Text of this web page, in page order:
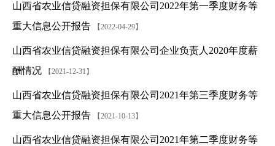
山西省农业信贷融资担保有限公司2022年第一季度财务等
重大信息公开报告
【2022-04-29】
山西省农业信贷融资担保有限公司企业负责人2020年度薪
酬情况
【2021-12-31】
山西省农业信贷融资担保有限公司2021年第三季度财务等
重大信息公开报告
【2021-10-13】
山西省农业信贷融资担保有限公司2021年第二季度财务等